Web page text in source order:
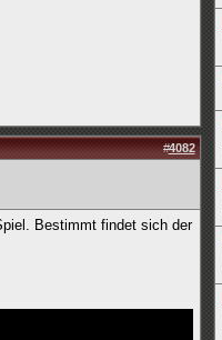
#4082
Bestimmt findet sich der